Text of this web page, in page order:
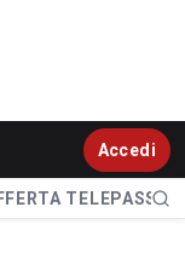
Accedi
TELEPASS